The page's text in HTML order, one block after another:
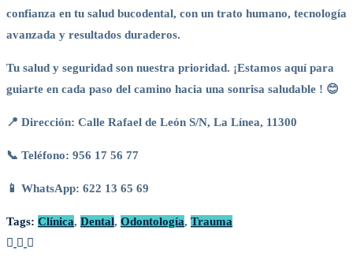
confianza en tu salud bucodental, con un trato humano, tecnología
avanzada y resultados duraderos.
Tu salud y seguridad son nuestra prioridad. ¡Estamos aquí para
guiarte en cada paso del camino hacia una sonrisa saludable ! 😊
📍 Dirección: Calle Rafael de León S/N, La Línea, 11300
📞 Teléfono: 956 17 56 77
📱 WhatsApp: 622 13 65 69
Tags: Clínica, Dental, Odontología, Trauma